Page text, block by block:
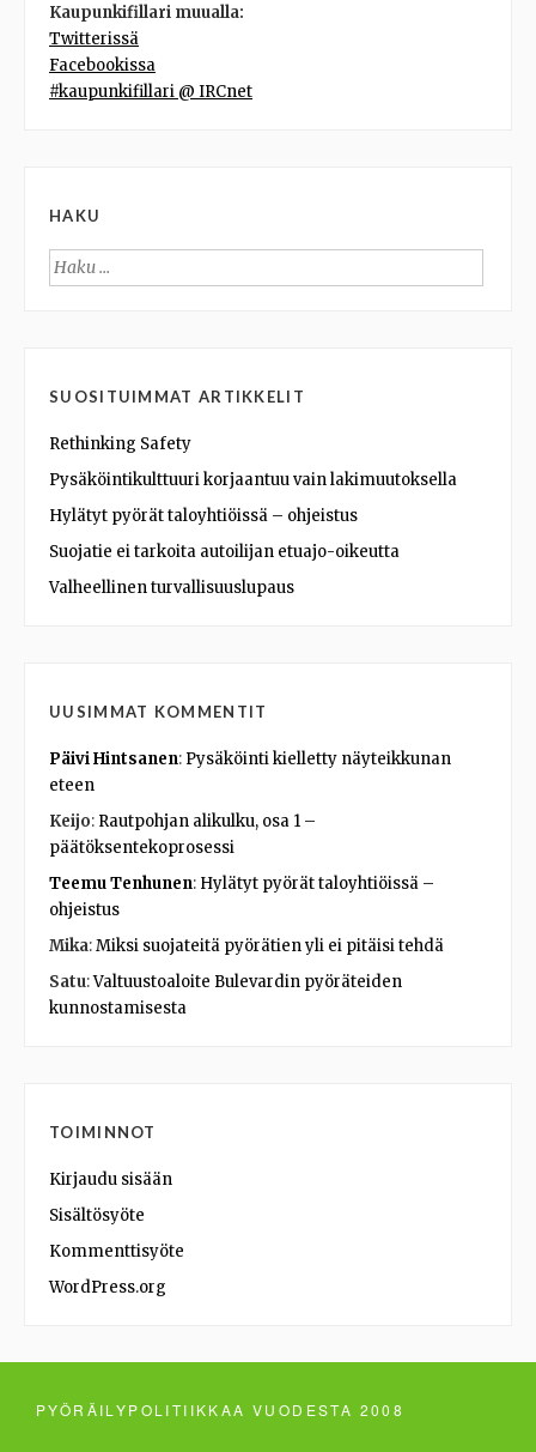
Kaupunkifillari muualla:
Twitterissä
Facebookissa
#kaupunkifillari @ IRCnet
HAKU
Haku:
SUOSITUIMMAT ARTIKKELIT
Rethinking Safety
Pysäköintikulttuuri korjaantuu vain lakimuutoksella
Hylätyt pyörät taloyhtiöissä – ohjeistus
Suojatie ei tarkoita autoilijan etuajo-oikeutta
Valheellinen turvallisuuslupaus
UUSIMMAT KOMMENTIT
Päivi Hintsanen: Pysäköinti kielletty näyteikkunan
eteen
Keijo: Rautpohjan alikulku, osa 1 –
päätöksentekoprosessi
Teemu Tenhunen: Hylätyt pyörät taloyhtiöissä –
ohjeistus
Mika:Miksi suojateitä pyörätien yli ei pitäisi tehdä
Satu:Valtuustoaloite Bulevardin pyöräteiden
kunnostamisesta
TOIMINNOT
Kirjaudu sisään
Sisältösyöte
Kommenttisyöte
WordPress.org
PYÖRÄILYPOLITIIKKAA VUODESTA 2008